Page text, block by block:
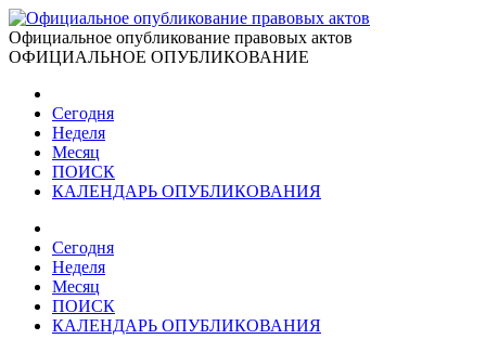
Официальное опубликование правовых актов
ОФИЦИАЛЬНОЕ ОПУБЛИКОВАНИЕ
Сегодня
Неделя
Месяц
ПОИСК
КАЛЕНДАРЬ ОПУБЛИКОВАНИЯ
Сегодня
Неделя
Месяц
ПОИСК
КАЛЕНДАРЬ ОПУБЛИКОВАНИЯ